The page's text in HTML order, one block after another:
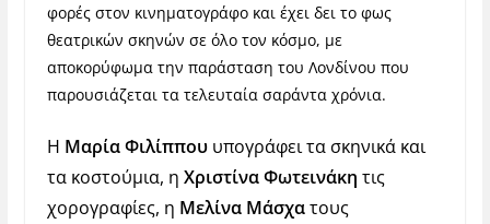
φορές στον κινηματογράφο και έχει δει το φως
θεατρικών σκηνών σε όλο τον κόσμο, με
αποκορύφωμα την παράσταση του Λονδίνου που
παρουσιάζεται τα τελευταία σαράντα χρόνια.
Η Μαρία Φιλίππουυπογράφει τα σκηνικά και
τα κοστούμια, η Χριστίνα Φωτεινάκη τις
χορογραφίες, η Μελίνα Μάσχατους